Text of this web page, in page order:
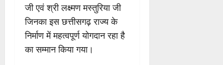
जी एवं श्री लक्ष्मण मस्तुरिया जी
जिनका इस छत्तीसगढ़ राज्य के
निर्माण में महत्वपूर्ण योगदान रहा है
का सम्मान किया गया।